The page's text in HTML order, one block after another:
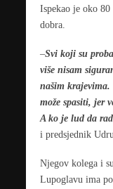
Ispekao je oko
dobra.
–Svi koji su
više nisam
našim krajevima.
može spasiti, jer
A ko je lud da
i predsjednik
Njegov kolega i
Lupoglavu ima